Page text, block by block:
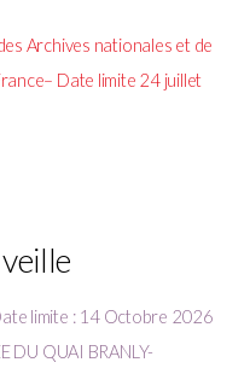
Archives nationales et de
Date limite 24 juillet
limite : 14 Octobre 2026
DU QUAI BRANLY-